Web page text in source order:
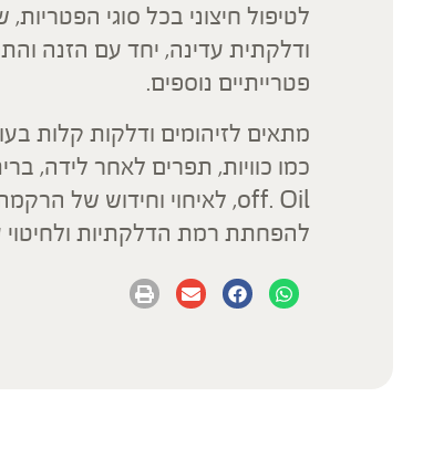
לטיפול חיצוני בכל סוגי
ודלקתית עדינה, יחד עם הזנה
פטרייתיים נוספים.
מתאים לזיהומים ודלקות קלות
להפחתת רמת הדלקתיות ולחיטוי